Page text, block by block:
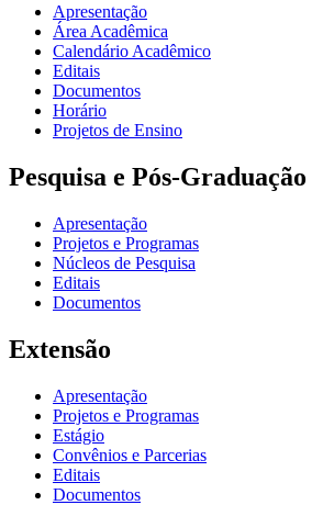
Apresentação
Área Acadêmica
Calendário Acadêmico
Editais
Documentos
Horário
Projetos de Ensino
Pesquisa e Pós-Graduação
Apresentação
Projetos e Programas
Núcleos de Pesquisa
Editais
Documentos
Extensão
Apresentação
Projetos e Programas
Estágio
Convênios e Parcerias
Editais
Documentos